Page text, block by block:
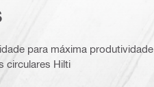
para máxima produtividade
circulares Hilti